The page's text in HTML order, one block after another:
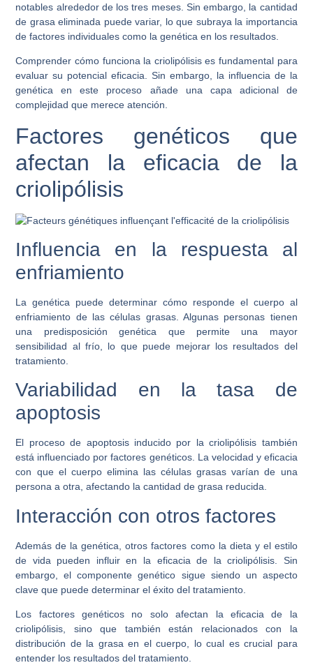
notables alrededor de los tres meses. Sin embargo, la cantidad
de grasa eliminada puede variar, lo que subraya la importancia
de factores individuales como la genética en los resultados.
Comprender cómo funciona la criolipólisis es fundamental para
evaluar su potencial eficacia. Sin embargo, la influencia de la
genética en este proceso añade una capa adicional de
complejidad que merece atención.
Factores genéticos que
afectan la eficacia de la
criolipólisis
Influencia en la respuesta al
enfriamiento
La genética puede determinar cómo responde el cuerpo al
enfriamiento de las células grasas. Algunas personas tienen
una predisposición genética que permite una mayor
sensibilidad al frío, lo que puede mejorar los resultados del
tratamiento.
Variabilidad en la tasa de
apoptosis
El proceso de apoptosis inducido por la criolipólisis también
está influenciado por factores genéticos. La velocidad y eficacia
con que el cuerpo elimina las células grasas varían de una
persona a otra, afectando la cantidad de grasa reducida.
Interacción con otros factores
Además de la genética, otros factores como la dieta y el estilo
de vida pueden influir en la eficacia de la criolipólisis. Sin
embargo, el componente genético sigue siendo un aspecto
clave que puede determinar el éxito del tratamiento.
Los factores genéticos no solo afectan la eficacia de la
criolipólisis, sino que también están relacionados con la
distribución de la grasa en el cuerpo, lo cual es crucial para
entender los resultados del tratamiento.